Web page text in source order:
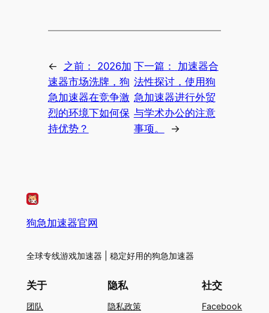
← 之前： 2026加
速器市场洗牌，狗
急加速器在竞争激
烈的环境下如何保
持优势？
下一篇：
加速器合
法性探讨，使用狗
急加速器进行外贸
与学术办公的注意
事项。
→
狗急加速器官网
全球专线游戏加速器 | 稳定好用的狗急加速器
关于
团队
隐私
隐私政策
社交
Facebook